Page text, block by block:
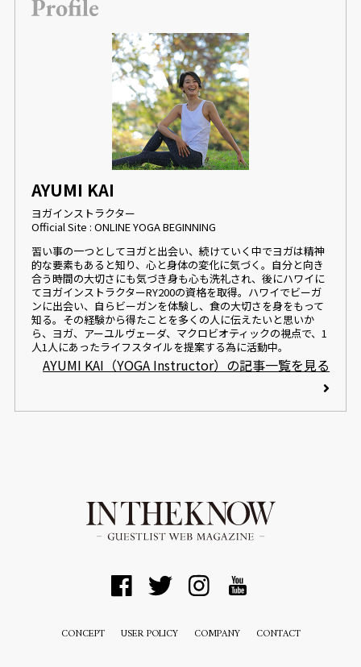
AYUMI KAI
ヨガインストラクター
Official Site : ONLINE YOGA BEGINNING
習い事の一つとしてヨガと出会い、続けていく中でヨガは精神
的な要素もあると知り、心と身体の変化に気づく。自分と向き
合う時間の大切さにも気づき身も心も洗礼され、後にハワイに
てヨガインストラクターRY200の資格を取得。ハワイでビーガ
ンに出会い、自らビーガンを体験し、食の大切さを身をもって
知る。その経験から得たことを多くの人に伝えたいと思いか
ら、ヨガ、アーユルヴェーダ、マクロビオティックの視点で、1
人1人にあったライフスタイルを提案する為に活動中。
AYUMI KAI（YOGA Instructor）の記事一覧を見る
CONCEPT USER POLICY COMPANY CONTACT